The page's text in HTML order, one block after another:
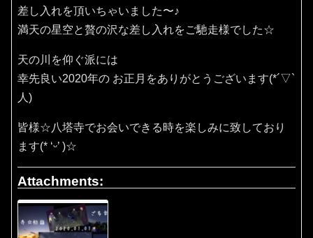
差し入れを頂いちゃいました〜♪
満天の星空と贅の沢な差し入れをご馳走様でした☆
天の川を仰ぐ派には
幸先良い2020年の お正月をありがとうございます(*´▽`
人)
皆様☆八塔寺でお会いできる時を楽しみに致しており
ます(* ‘ᵕ’ )☆
Attachments: